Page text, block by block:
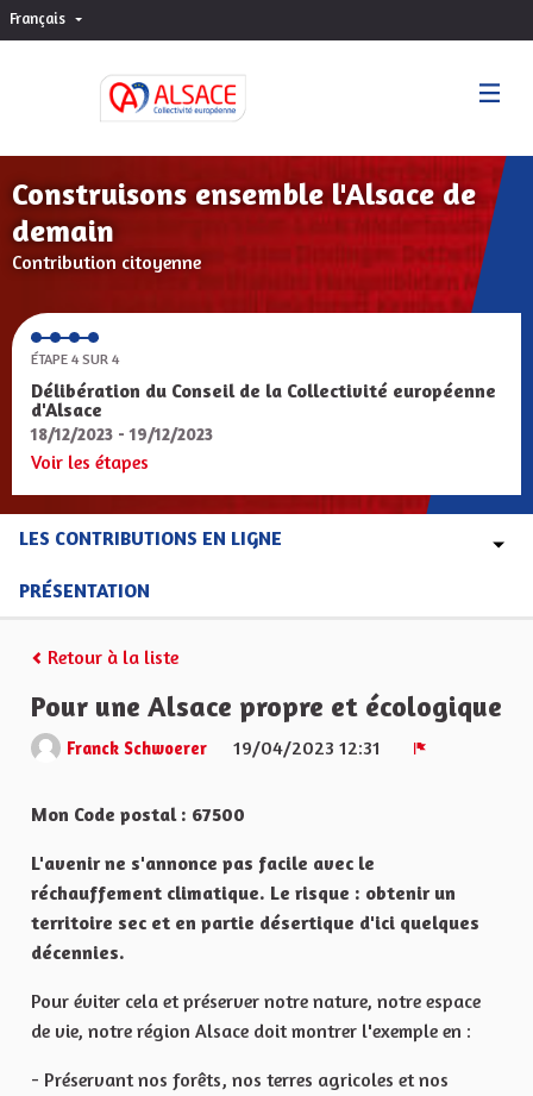
Français Choisir la langue
Construisons ensemble l'Alsace de
demain
Contribution citoyenne
ÉTAPE 4 SUR 4
Délibération du Conseil de la Collectivité européenne
d'Alsace
18/12/2023 - 19/12/2023
Voir les étapes
LES CONTRIBUTIONS EN LIGNE
PRÉSENTATION
Retour à la liste
Pour une Alsace propre et écologique
Franck Schwoerer
19/04/2023 12:31
Mon Code postal : 67500
L'avenir ne s'annonce pas facile avec le
réchauffement climatique. Le risque : obtenir un
territoire sec et en partie désertique d'ici quelques
décennies.
Pour éviter cela et préserver notre nature, notre espace
de vie, notre région Alsace doit montrer l'exemple en :
- Préservant nos forêts, nos terres agricoles et nos